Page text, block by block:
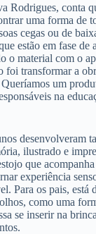
Rodrigues, conta
uma forma de
cegas ou de
estão em fase de
o material com o
foi transformar a
um
na
desenvolveram
ilustrado e
que
experiência
Para os pais,
como uma
se inserir na